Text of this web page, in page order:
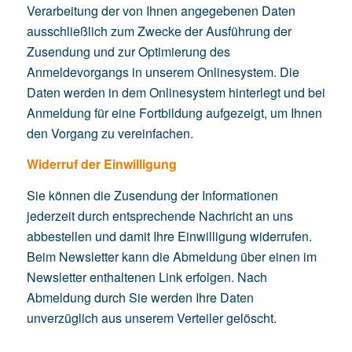
Verarbeitung der von Ihnen angegebenen Daten
ausschließlich zum Zwecke der Ausführung der
Zusendung und zur Optimierung des
Anmeldevorgangs in unserem Onlinesystem. Die
Daten werden in dem Onlinesystem hinterlegt und bei
Anmeldung für eine Fortbildung aufgezeigt, um Ihnen
den Vorgang zu vereinfachen.
Widerruf der Einwilligung
Sie können die Zusendung der Informationen
jederzeit durch entsprechende Nachricht an uns
abbestellen und damit Ihre Einwilligung widerrufen.
Beim Newsletter kann die Abmeldung über einen im
Newsletter enthaltenen Link erfolgen. Nach
Abmeldung durch Sie werden Ihre Daten
unverzüglich aus unserem Verteiler gelöscht.